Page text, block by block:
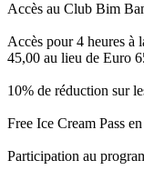
Accès au Club Bim
Accès pour 4 heures à
45,00 au lieu de Euro
10% de réduction sur
Free Ice Cream Pass
Participation au